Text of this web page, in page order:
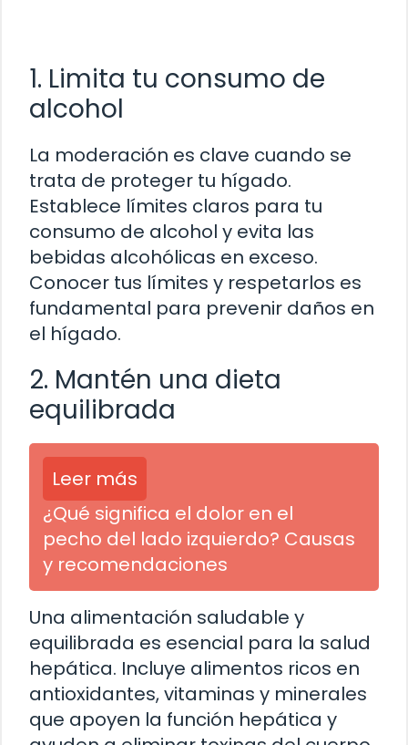
1. Limita tu consumo de
alcohol
La moderación es clave cuando se
trata de proteger tu hígado.
Establece límites claros para tu
consumo de alcohol y evita las
bebidas alcohólicas en exceso.
Conocer tus límites y respetarlos es
fundamental para prevenir daños en
el hígado.
2. Mantén una dieta
equilibrada
Leer más
¿Qué significa el dolor en el
pecho del lado izquierdo? Causas
y recomendaciones
Una alimentación saludable y
equilibrada es esencial para la salud
hepática. Incluye alimentos ricos en
antioxidantes, vitaminas y minerales
que apoyen la función hepática y